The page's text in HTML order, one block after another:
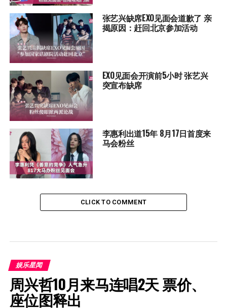
张艺兴缺席EXO见面会道歉了 亲
揭原因：赶回北京参加活动
EXO见面会开演前5小时 张艺兴
突宣布缺席
李惠利出道15年 8月17日首度来
马会粉丝
CLICK TO COMMENT
娱乐星闻
周兴哲10月来马连唱2天 票价、
座位图释出